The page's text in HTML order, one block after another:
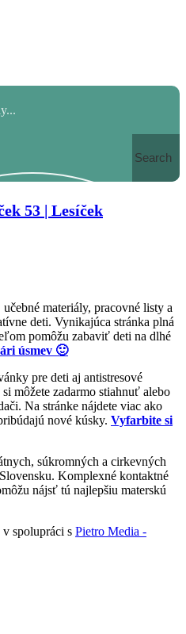
Search
53 | Lesíček
materiály, pracovné listy a
deti. Vynikajúca stránka plná
pomôžu zabaviť deti na dlhé
úsmev 🙂
pre deti aj antistresové
môžete zadarmo stiahnuť alebo
Na stránke nájdete viac ako
nové kúsky. Vyfarbite si
súkromných a cirkevných
Komplexné kontaktné
nájsť tú najlepšiu materskú
spolupráci s Pietro Media -